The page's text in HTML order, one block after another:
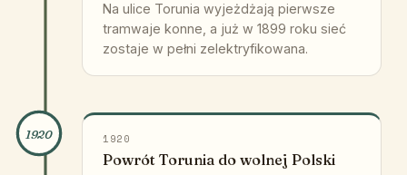
Na ulice Torunia wyjeżdżają pierwsze
tramwaje konne, a już w 1899 roku sieć
zostaje w pełni zelektryfikowana.
1920 1920
Powrót Torunia do wolnej Polski